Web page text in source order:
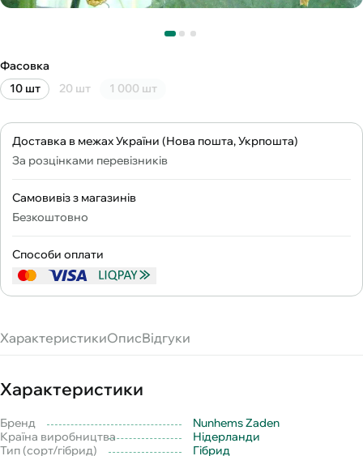
Фасовка
10 шт
20 шт 1 000 шт
Доставка в межах України (Нова пошта, Укрпошта)
За розцінками перевізників
Самовивіз з магазинів
Безкоштовно
Способи оплати
ХарактеристикиОписВідгуки
Характеристики
Бренд
Nunhems Zaden
Країна виробництва
Нідерланди
Тип (сорт/гібрид)
Гібрид